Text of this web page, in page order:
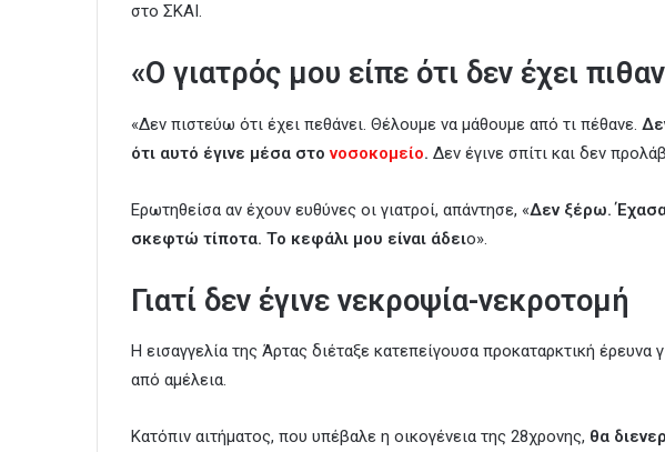
στο ΣΚΑΙ.
«Ο γιατρός μου είπε ότι δεν έχει
«Δεν πιστεύω ότι έχει πεθάνει. Θέλουμε να μάθουμε από τι πέθανε.
ότι αυτό έγινε μέσα στονοσοκομείο. Δεν έγινε σπίτι και δεν
Ερωτηθείσα αν έχουν ευθύνες οι γιατροί, απάντησε, «Δεν ξέρω.
σκεφτώ τίποτα. Το κεφάλι μου είναι άδειο».
Γιατί δεν έγινε νεκροψία-νεκροτομή
Η εισαγγελία της Άρτας διέταξε κατεπείγουσα προκαταρκτική έρευνα
από αμέλεια.
Κατόπιν αιτήματος, που υπέβαλε η οικογένεια της 28χρονης, θα